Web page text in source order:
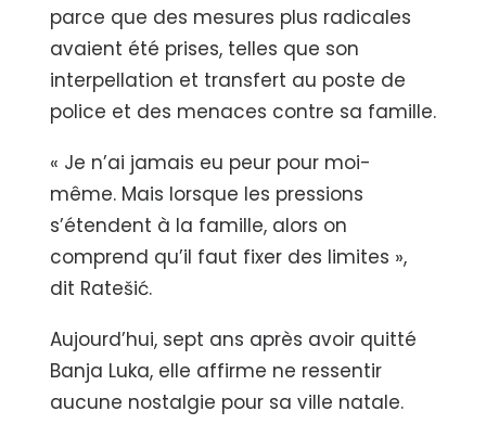
parce que des mesures plus radicales
avaient été prises, telles que son
interpellation et transfert au poste de
police et des menaces contre sa famille.
« Je n’ai jamais eu peur pour moi-
même. Mais lorsque les pressions
s’étendent à la famille, alors on
comprend qu’il faut fixer des limites »,
dit Ratešić.
Aujourd’hui, sept ans après avoir quitté
Banja Luka, elle affirme ne ressentir
aucune nostalgie pour sa ville natale.